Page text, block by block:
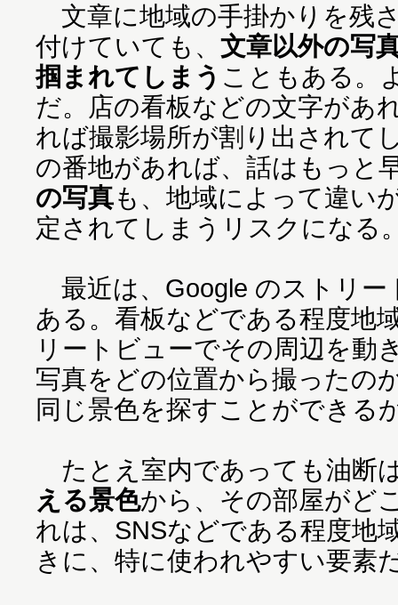
文章に地域の手掛かりを残
付けていても、 文章以外の写
掴まれてしまう こともある。
だ。店の看板などの文字があ
れば撮影場所が割り出されて
の番地があれば、話はもっと
の写真も、地域によって違い
定されてしまうリスクになる
最近は、Google のストリー
ある。看板などである程度地
リートビューでその周辺を動
写真をどの位置から撮ったの
同じ景色を探すことができる
たとえ室内であっても油断
える景色から、その部屋がど
れは、SNSなどである程度地
きに、特に使われやすい要素